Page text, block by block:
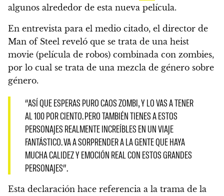
algunos alrededor de esta nueva película.
En entrevista para el medio citado, el director de
Man of Steel reveló que se trata de una heist
movie (película de robos) combinada con zombies,
por lo cual se trata de una mezcla de género sobre
género.
“ASÍ QUE ESPERAS PURO CAOS ZOMBI, Y LO VAS A TENER
AL 100 POR CIENTO. PERO TAMBIÉN TIENES A ESTOS
PERSONAJES REALMENTE INCREÍBLES EN UN VIAJE
FANTÁSTICO. VA A SORPRENDER A LA GENTE QUE HAYA
MUCHA CALIDEZ Y EMOCIÓN REAL CON ESTOS GRANDES
PERSONAJES”.
Esta declaración hace referencia a la trama de la